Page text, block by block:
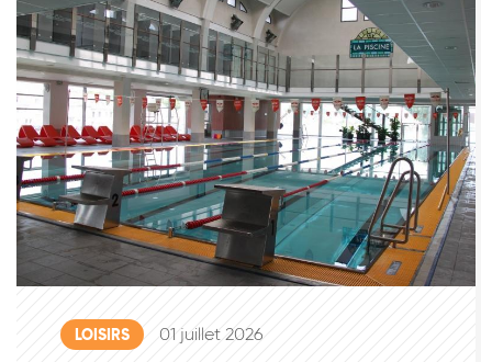
LOISIRS 01 juillet 2026